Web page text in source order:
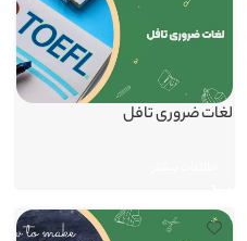
لغات ضروری تافل